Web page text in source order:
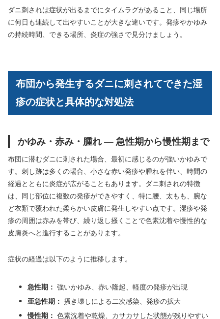
ダニ刺されは症状が出るまでにタイムラグがあること、同じ場所
に何日も連続して出やすいことが大きな違いです。発疹やかゆみ
の持続時間、できる場所、炎症の強さで見分けましょう。
布団から発生するダニに刺されてできた湿
疹の症状と具体的な対処法
かゆみ・赤み・腫れ ― 急性期から慢性期まで
布団に潜むダニに刺された場合、最初に感じるのが強いかゆみで
す。刺し跡は多くの場合、小さな赤い発疹や腫れを伴い、時間の
経過とともに炎症が広がることもあります。ダニ刺されの特徴
は、同じ部位に複数の発疹ができやすく、特に腰、太もも、腕な
ど衣類で覆われた柔らかい皮膚に発生しやすい点です。湿疹や発
疹の周囲は赤みを帯び、繰り返し掻くことで色素沈着や慢性的な
皮膚炎へと進行することがあります。
症状の経過は以下のように推移します。
急性期： 強いかゆみ、赤い隆起、軽度の発疹が出現
亜急性期： 掻き壊しによる二次感染、発疹の拡大
慢性期： 色素沈着や乾燥、カサカサした状態が残りやすい